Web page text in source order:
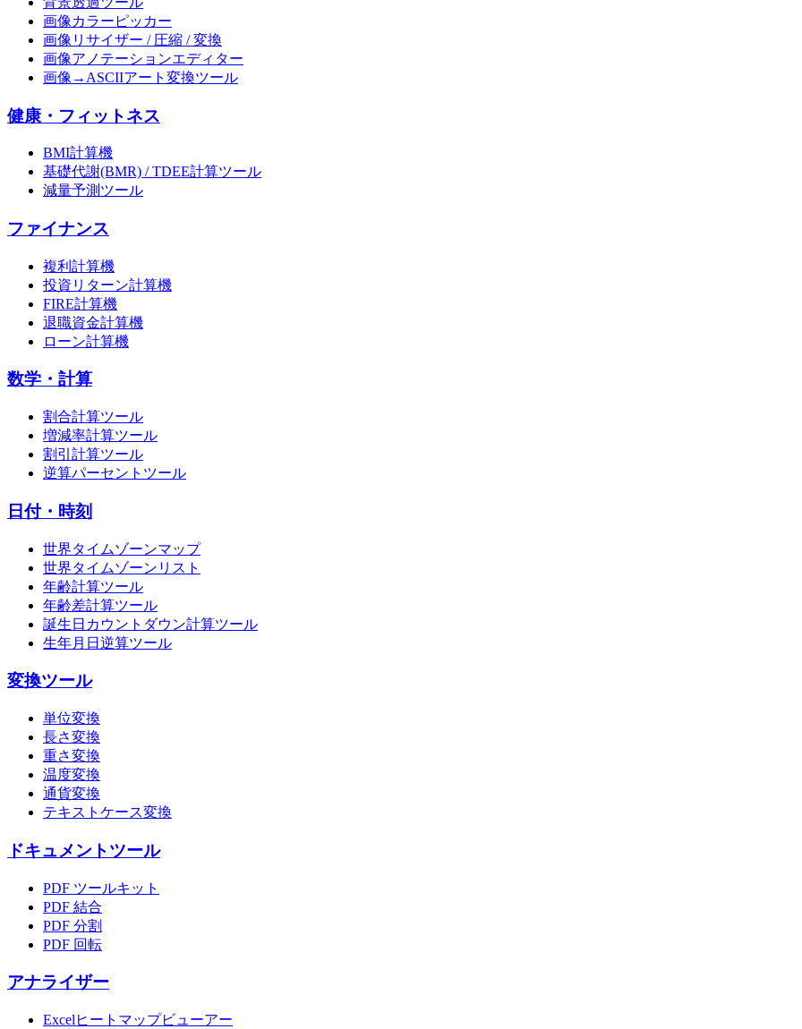
画像カラーピッカー
画像リサイザー / 圧縮 / 変換
画像アノテーションエディター
画像→ASCIIアート変換ツール
健康・フィットネス
BMI計算機
基礎代謝(BMR) / TDEE計算ツール
減量予測ツール
ファイナンス
複利計算機
投資リターン計算機
FIRE計算機
退職資金計算機
ローン計算機
数学・計算
割合計算ツール
増減率計算ツール
割引計算ツール
逆算パーセントツール
日付・時刻
世界タイムゾーンマップ
世界タイムゾーンリスト
年齢計算ツール
年齢差計算ツール
誕生日カウントダウン計算ツール
生年月日逆算ツール
変換ツール
単位変換
長さ変換
重さ変換
温度変換
通貨変換
テキストケース変換
ドキュメントツール
PDF ツールキット
PDF 結合
PDF 分割
PDF 回転
アナライザー
Excelヒートマップビューアー